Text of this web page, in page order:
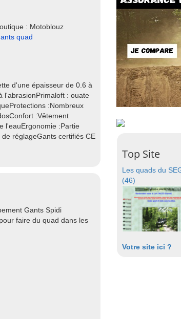
: Motoblouz
quad
d'une épaisseur de 0.6 à
l'abrasionPrimaloft : ouate
:Nombreux
:Vêtement
l'eauErgonomie :Partie
réglageGants certifiés CE
Gants Spidi
faire du quad dans les
Top Site
Les quads du
(46)
Votre site ici ?